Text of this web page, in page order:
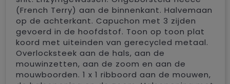
(French Terry) aan de binnenkant. Halvemaan
op de achterkant. Capuchon met 3 zijden
gevoerd in de hoofdstof. Toon op toon plat
koord met uiteinden van gerecycled metaal.
Overlocksteek aan de hals, aan de
mouwinzetten, aan de zoom en aan de
mouwboorden. 1 x 1 ribboord aan de mouwen,